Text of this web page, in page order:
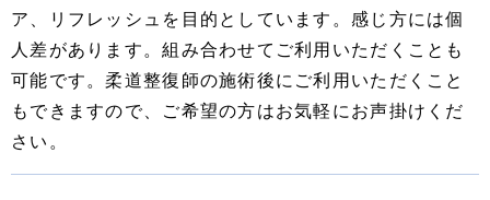
ア、リフレッシュを目的としています。感じ方には個
人差があります。組み合わせてご利用いただくことも
可能です。柔道整復師の施術後にご利用いただくこと
もできますので、ご希望の方はお気軽にお声掛けくだ
さい。